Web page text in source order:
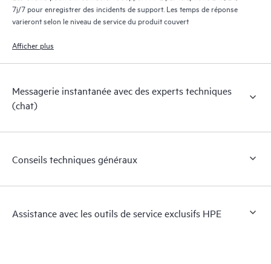
7j/7 pour enregistrer des incidents de support. Les temps de réponse
varieront selon le niveau de service du produit couvert
Afficher plus
Messagerie instantanée avec des experts techniques
(chat)
Conseils techniques généraux
Assistance avec les outils de service exclusifs HPE